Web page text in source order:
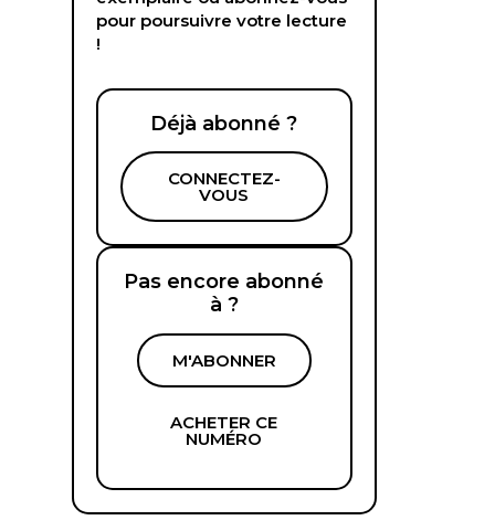
pour poursuivre votre lecture
!
Déjà abonné ?
CONNECTEZ-
VOUS
Pas encore abonné
à ?
M'ABONNER
ACHETER CE
NUMÉRO